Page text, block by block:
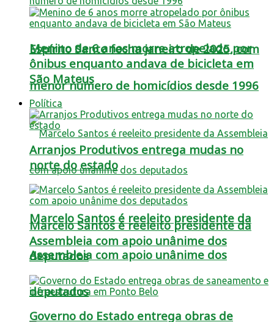
Espírito Santo fecha janeiro de 2025, com
menor número de homicídios desde 1996
Marcelo Santos é reeleito presidente da
Assembleia com apoio unânime dos
deputados
Menino de 6 anos morre atropelado por
ônibus enquanto andava de bicicleta em
São Mateus
Política
Arranjos Produtivos entrega mudas no
norte do estado
Marcelo Santos é reeleito presidente da
Assembleia com apoio unânime dos
deputados
Governo do Estado entrega obras de